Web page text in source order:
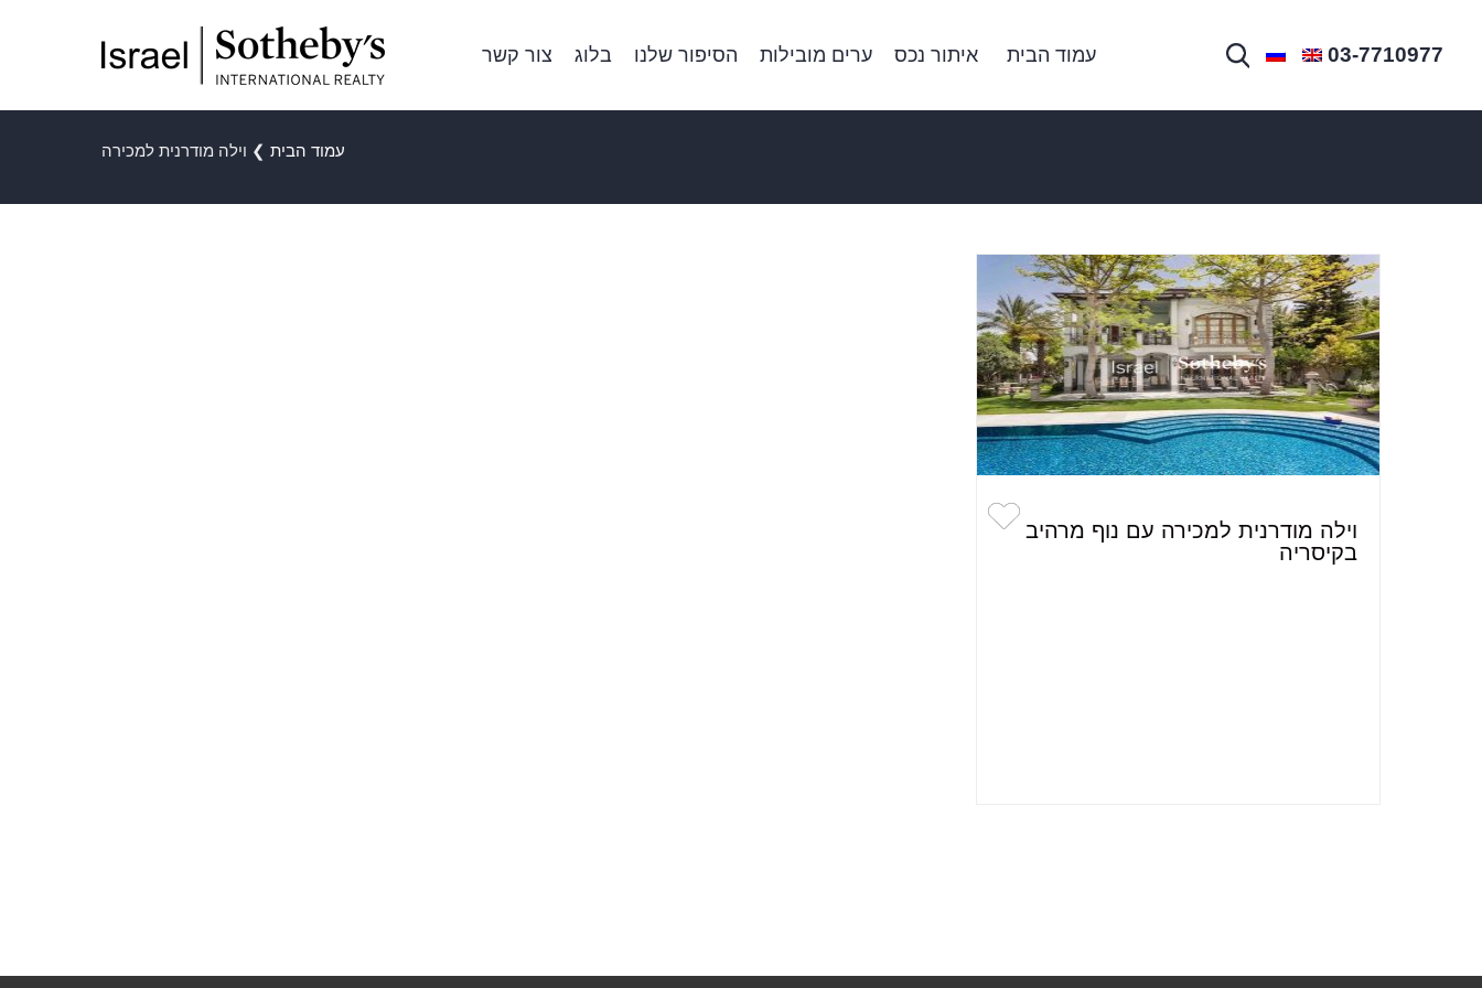
עמוד הבית איתור נכס ערים מובילות הסיפור שלנו בלוג צור קשר 03-7710977
עמוד הבית ❯ וילה מודרנית למכירה
וילה מודרנית למכירה עם נוף מרהיב
בקיסריה